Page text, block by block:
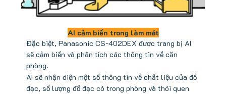
AI cảm biến trong làm mát
Đặc biệt, Panasonic CS-402DEX được trang bị AI
sẽ cảm biến và phân tích các thông tin về căn
phòng.
AI sẽ nhận diện một số thông tin về chất liệu của đồ
đạc, số lượng đồ đạc có trong phòng và thói quen